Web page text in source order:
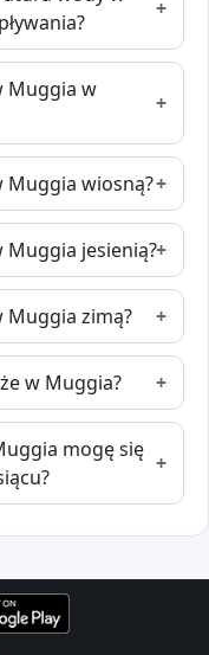
Muggia w
Muggia wiosną?
Muggia jesienią?
Muggia zimą?
w Muggia?
mogę się